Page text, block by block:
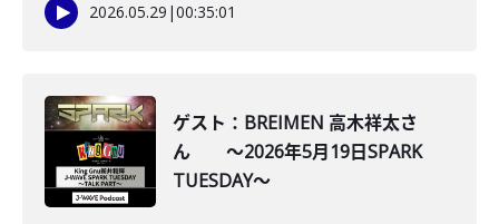
2026.05.29 |00:35:01
ゲスト：BREIMEN 高木祥太さ
ん ～2026年5月19日SPARK
TUESDAY～